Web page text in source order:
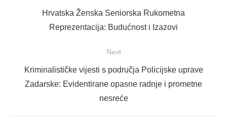
objava
PreviousHrvatska Ženska Seniorska Rukometna
Reprezentacija: Budućnost i Izazovi
Next
Next
post:
Kriminalističke vijesti s područja Policijske uprave
Zadarske: Evidentirane opasne radnje i prometne
nesreće